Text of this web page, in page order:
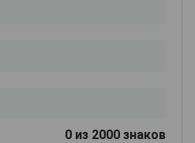
0 из 2000 знаков